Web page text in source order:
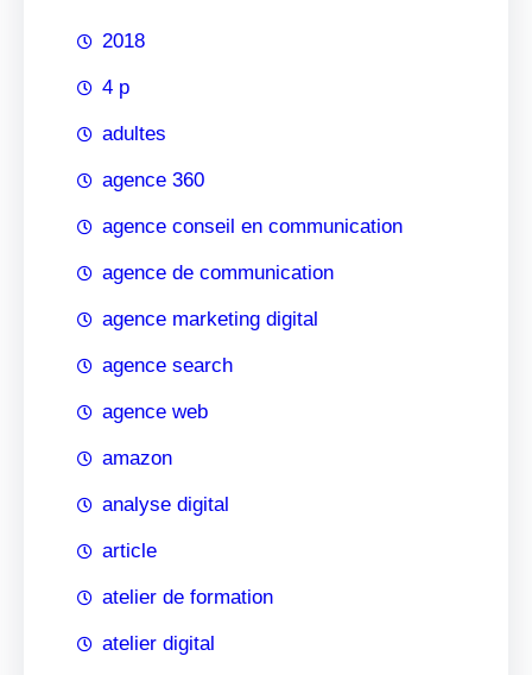
2018
4 p
adultes
agence 360
agence conseil en communication
agence de communication
agence marketing digital
agence search
agence web
amazon
analyse digital
article
atelier de formation
atelier digital